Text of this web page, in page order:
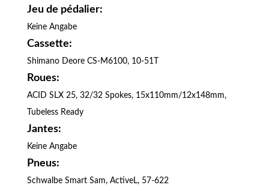
Jeu de pédalier:
Keine Angabe
Cassette:
Shimano Deore CS-M6100, 10-51T
Roues:
ACID SLX 25, 32/32 Spokes, 15x110mm/12x148mm,
Tubeless Ready
Jantes:
Keine Angabe
Pneus:
Schwalbe Smart Sam, ActiveL, 57-622